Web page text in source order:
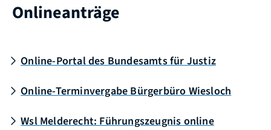
Onlineanträge
Online-Portal des Bundesamts für Justiz
Online-Terminvergabe Bürgerbüro Wiesloch
Wsl Melderecht: Führungszeugnis online